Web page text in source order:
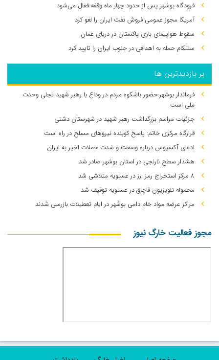
فرودگاه بوشهر پس از حدود چهار ماه وقفه فعال می‌شود
آمریکا مجوز عمومی فروش نفت ایران را لغو کرد
سقوط هواپیمای باری پاکستان در دریای عمان
سنتکام حمله به اهدافی در جنوب ایران را تایید کرد
پر بازدیدترین ها
فرماندار بوشهر:حضور باشکوه مردم در وداع با رهبر شهید تجلی وحدت
ملی است
جزئیات مراسم بزرگداشت رهبر شهید در شهرستان دشتی
قرارگاه مرکزی خاتم: پاسخ کوبنده نیروهای مسلح در راه است
ادعای آکسیوس درباره وسعت و شدت حملات اخیر به ایران
هشدار سطح نارنجی در استان بوشهر صادر شد
۸ مرکز استخراج رمز ارز در عسلویه متلاشی شد
محموله تلویزیون قاچاق در عسلویه توقیف شد
مراکز عرضه مواد خام دامی بوشهر در ایام تعطیلات بازرسی شدند
مجوز فعالیت خارگ نیوز